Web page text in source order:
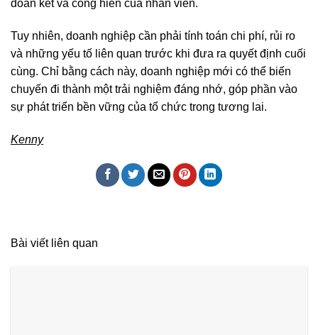
đoàn kết và cống hiến của nhân viên.
Tuy nhiên, doanh nghiệp cần phải tính toán chi phí, rủi ro
và những yếu tố liên quan trước khi đưa ra quyết định cuối
cùng. Chỉ bằng cách này, doanh nghiệp mới có thể biến
chuyến đi thành một trải nghiệm đáng nhớ, góp phần vào
sự phát triển bền vững của tổ chức trong tương lai.
Kenny
Bài viết liên quan